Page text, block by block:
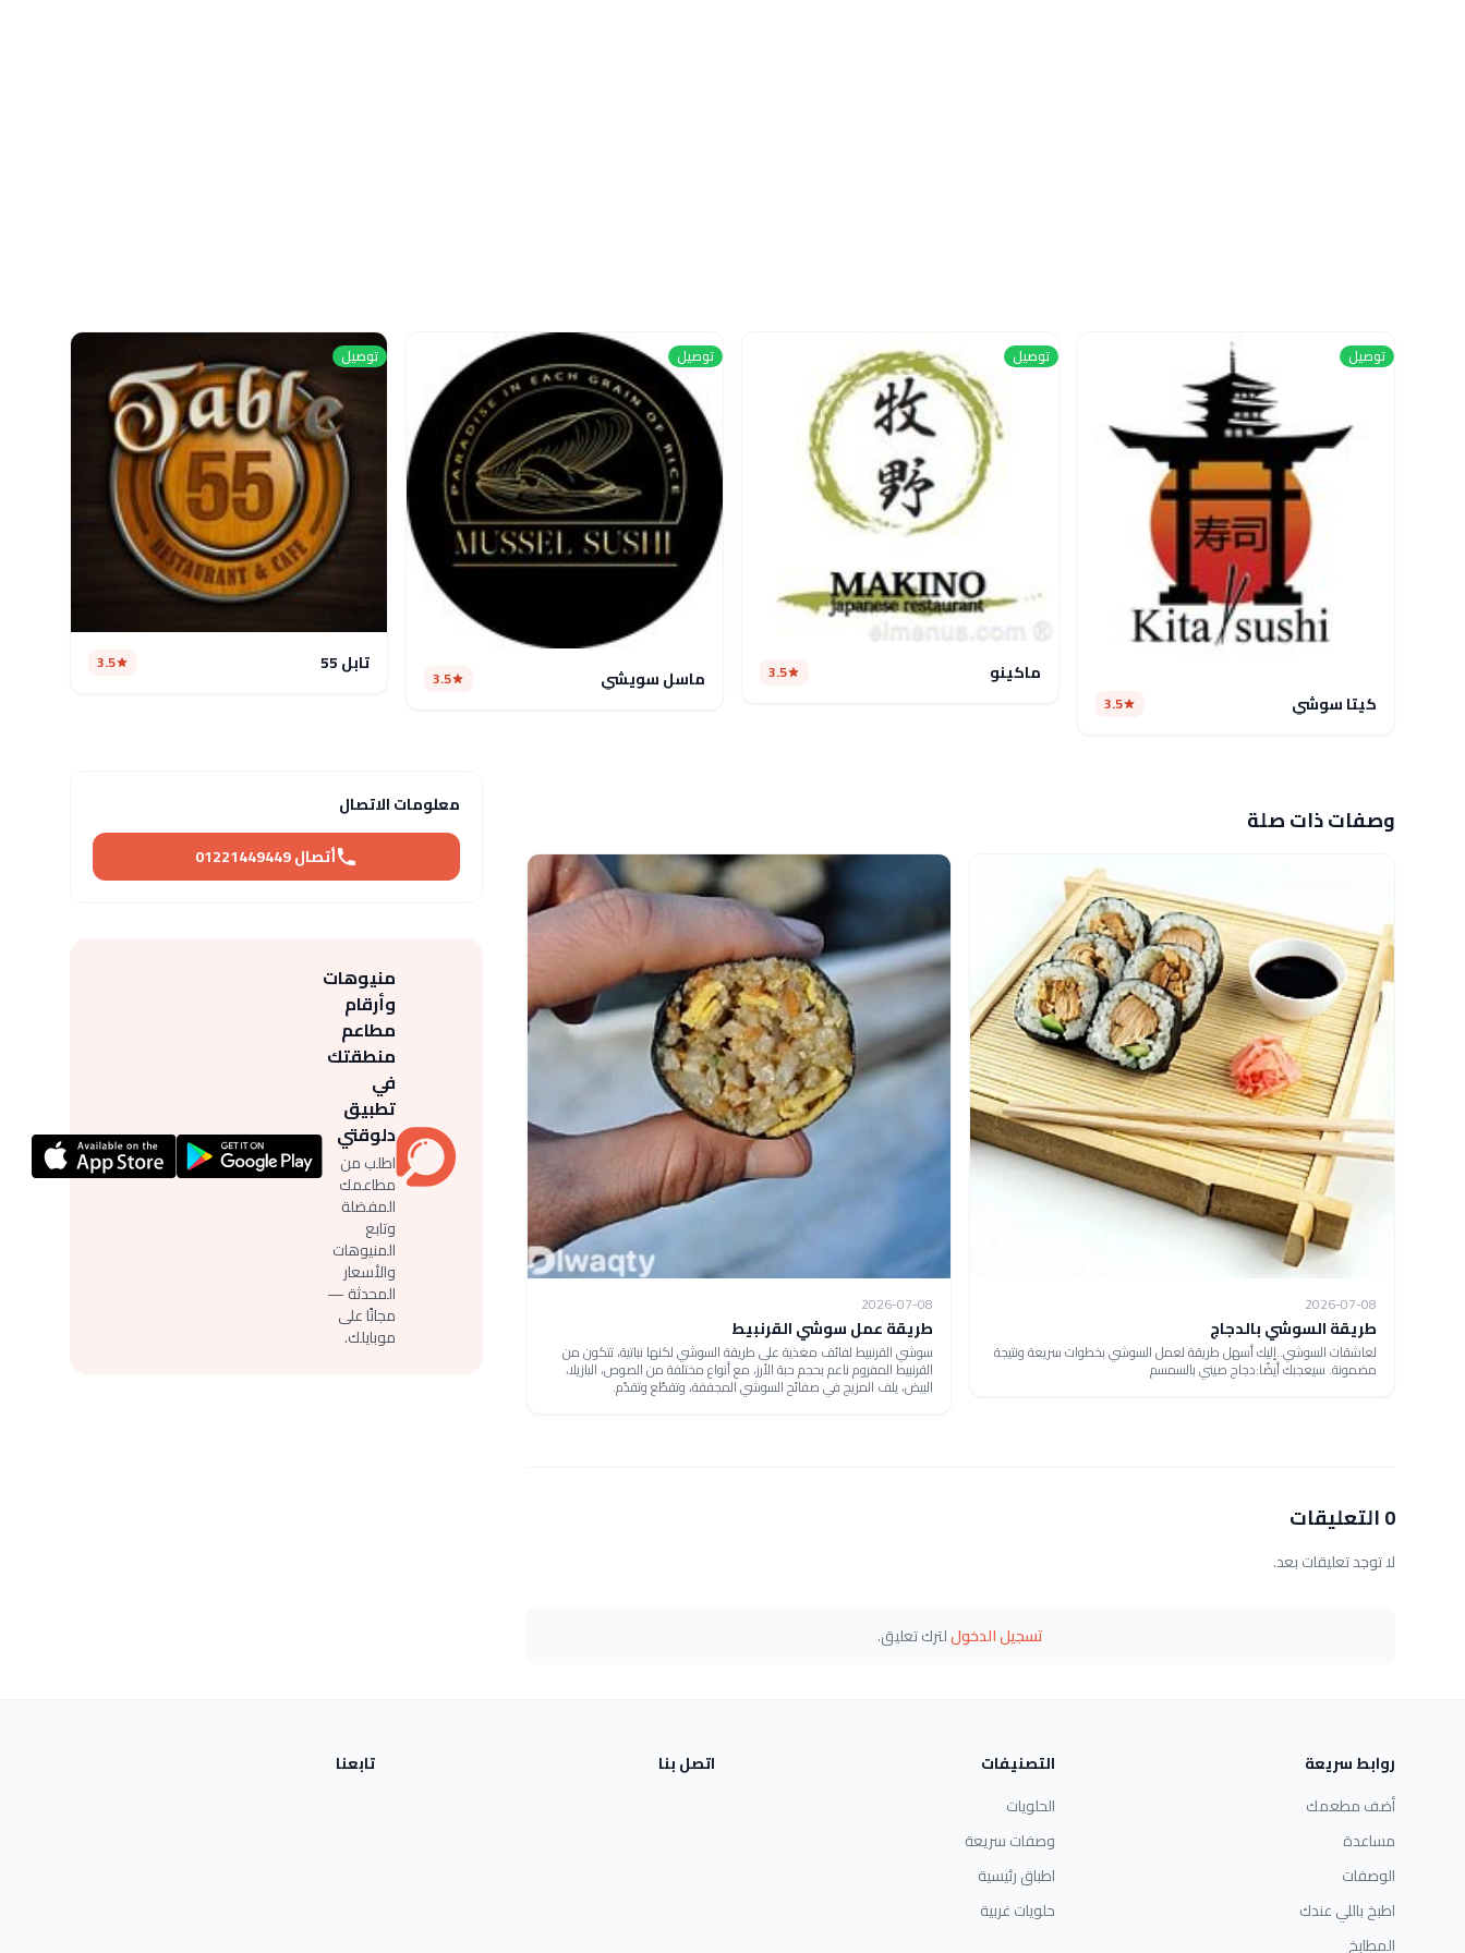
توصيل
كيتا سوشي 3.5
توصيل
ماكينو 3.5
توصيل
ماسل سويشي 3.5
توصيل
تابل 55 3.5
وصفات ذات صلة
2026-07-08
طريقة السوشي بالدجاج
لعاشقات السوشي..إليك أسهل طريقة لعمل السوشي بخطوات سريعة ونتيجة
مضمونة. سيعجبك أيضًا:دجاج صيني بالسمسم
2026-07-08
طريقة عمل سوشي القرنبيط
سوشي القرنبيط لفائف مغذية على طريقة السوشي لكنها نباتية، تتكون من
القرنبيط المفروم ناعم بحجم حبة الأرز، مع أنواع مختلفة من الصوص، البازيلا،
البيض، يلف المزيج في صفائح السوشي المجففة، وتقطّع وتقدّم.
0 التعليقات
لا توجد تعليقات بعد.
تسجيل الدخوللترك تعليق.
معلومات الاتصال
أتصال 01221449449
منيوهات
وأرقام
مطاعم
منطقتك
في
تطبيق
دلوقتي
اطلب من
مطاعمك
المفضلة
وتابع
المنيوهات
والأسعار
المحدثة —
مجانًا على
موبايلك.
روابط سريعة
أضف مطعمك
مساعدة
الوصفات
اطبخ باللي عندك
المطابخ
التصنيفات
الحلويات
وصفات سريعة
اطباق رئيسية
حلويات غربية
اتصل بنا تابعنا